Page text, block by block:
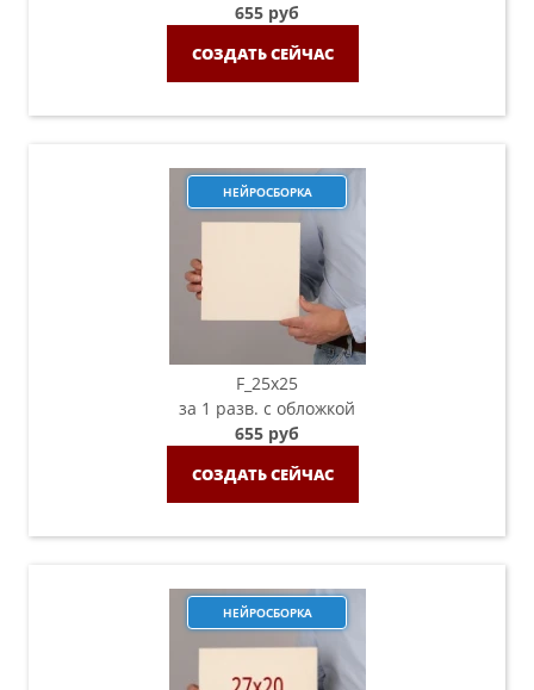
655 руб
СОЗДАТЬ СЕЙЧАС
НЕЙРОСБОРКА
F_25х25
за 1 разв. с обложкой
655 руб
СОЗДАТЬ СЕЙЧАС
НЕЙРОСБОРКА